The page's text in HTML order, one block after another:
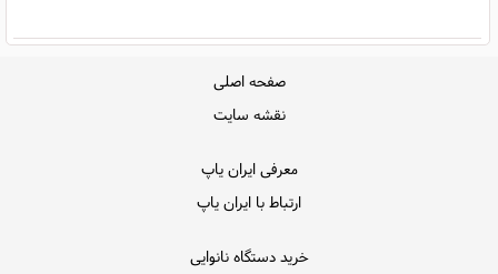
صفحه اصلی
نقشه سایت
معرفی ایران یاپ
ارتباط با ایران یاپ
خرید دستگاه نانوایی